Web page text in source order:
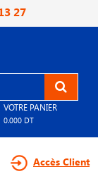
27
VOTRE PANIER
0.000 DT
Accès Client